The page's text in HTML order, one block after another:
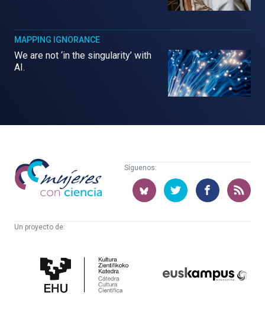
MAPPING IGNORANCE
We are not ‘in the singularity’ with
AI.
Mujeres
con
ciencia
Síguenos:
Un proyecto de:
Cultura
Científica